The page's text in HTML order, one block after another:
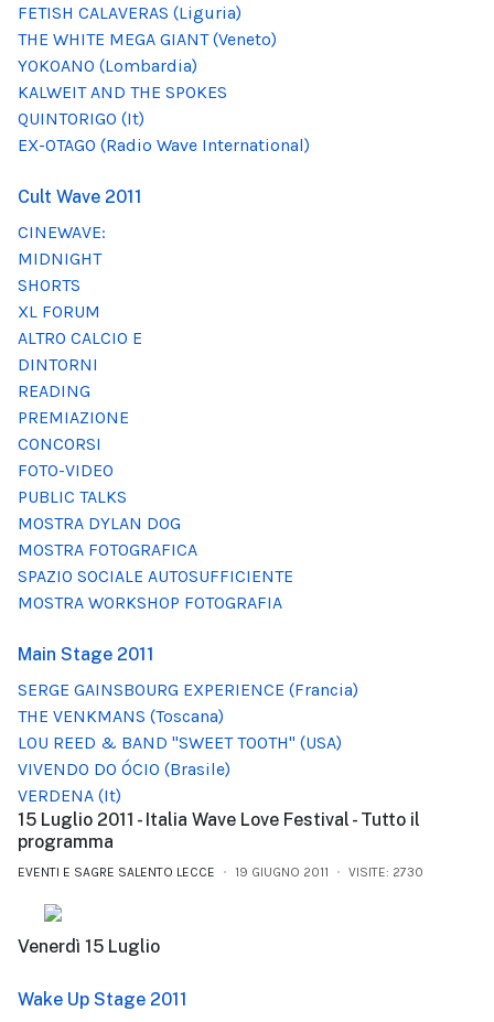
FETISH CALAVERAS (Liguria)
THE WHITE MEGA GIANT (Veneto)
YOKOANO (Lombardia)
KALWEIT AND THE SPOKES
QUINTORIGO (It)
EX-OTAGO (Radio Wave International)
Cult Wave 2011
CINEWAVE:
MIDNIGHT
SHORTS
XL FORUM
ALTRO CALCIO E
DINTORNI
READING
PREMIAZIONE
CONCORSI
FOTO-VIDEO
PUBLIC TALKS
MOSTRA DYLAN DOG
MOSTRA FOTOGRAFICA
SPAZIO SOCIALE AUTOSUFFICIENTE
MOSTRA WORKSHOP FOTOGRAFIA
Main Stage 2011
SERGE GAINSBOURG EXPERIENCE (Francia)
THE VENKMANS (Toscana)
LOU REED & BAND "SWEET TOOTH" (USA)
VIVENDO DO ÓCIO (Brasile)
VERDENA (It)
15 Luglio 2011 - Italia Wave Love Festival - Tutto il
programma
EVENTI E SAGRE SALENTO LECCE 19 GIUGNO 2011 VISITE: 2730
Venerdì 15 Luglio
Wake Up Stage 2011